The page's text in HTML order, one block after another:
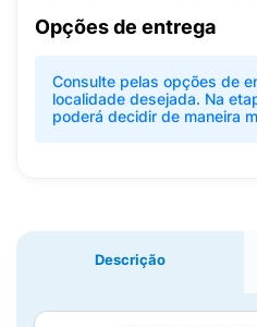
Opções de entrega
Consulte pelas opções de
localidade desejada. Na
poderá decidir de maneira
Descrição